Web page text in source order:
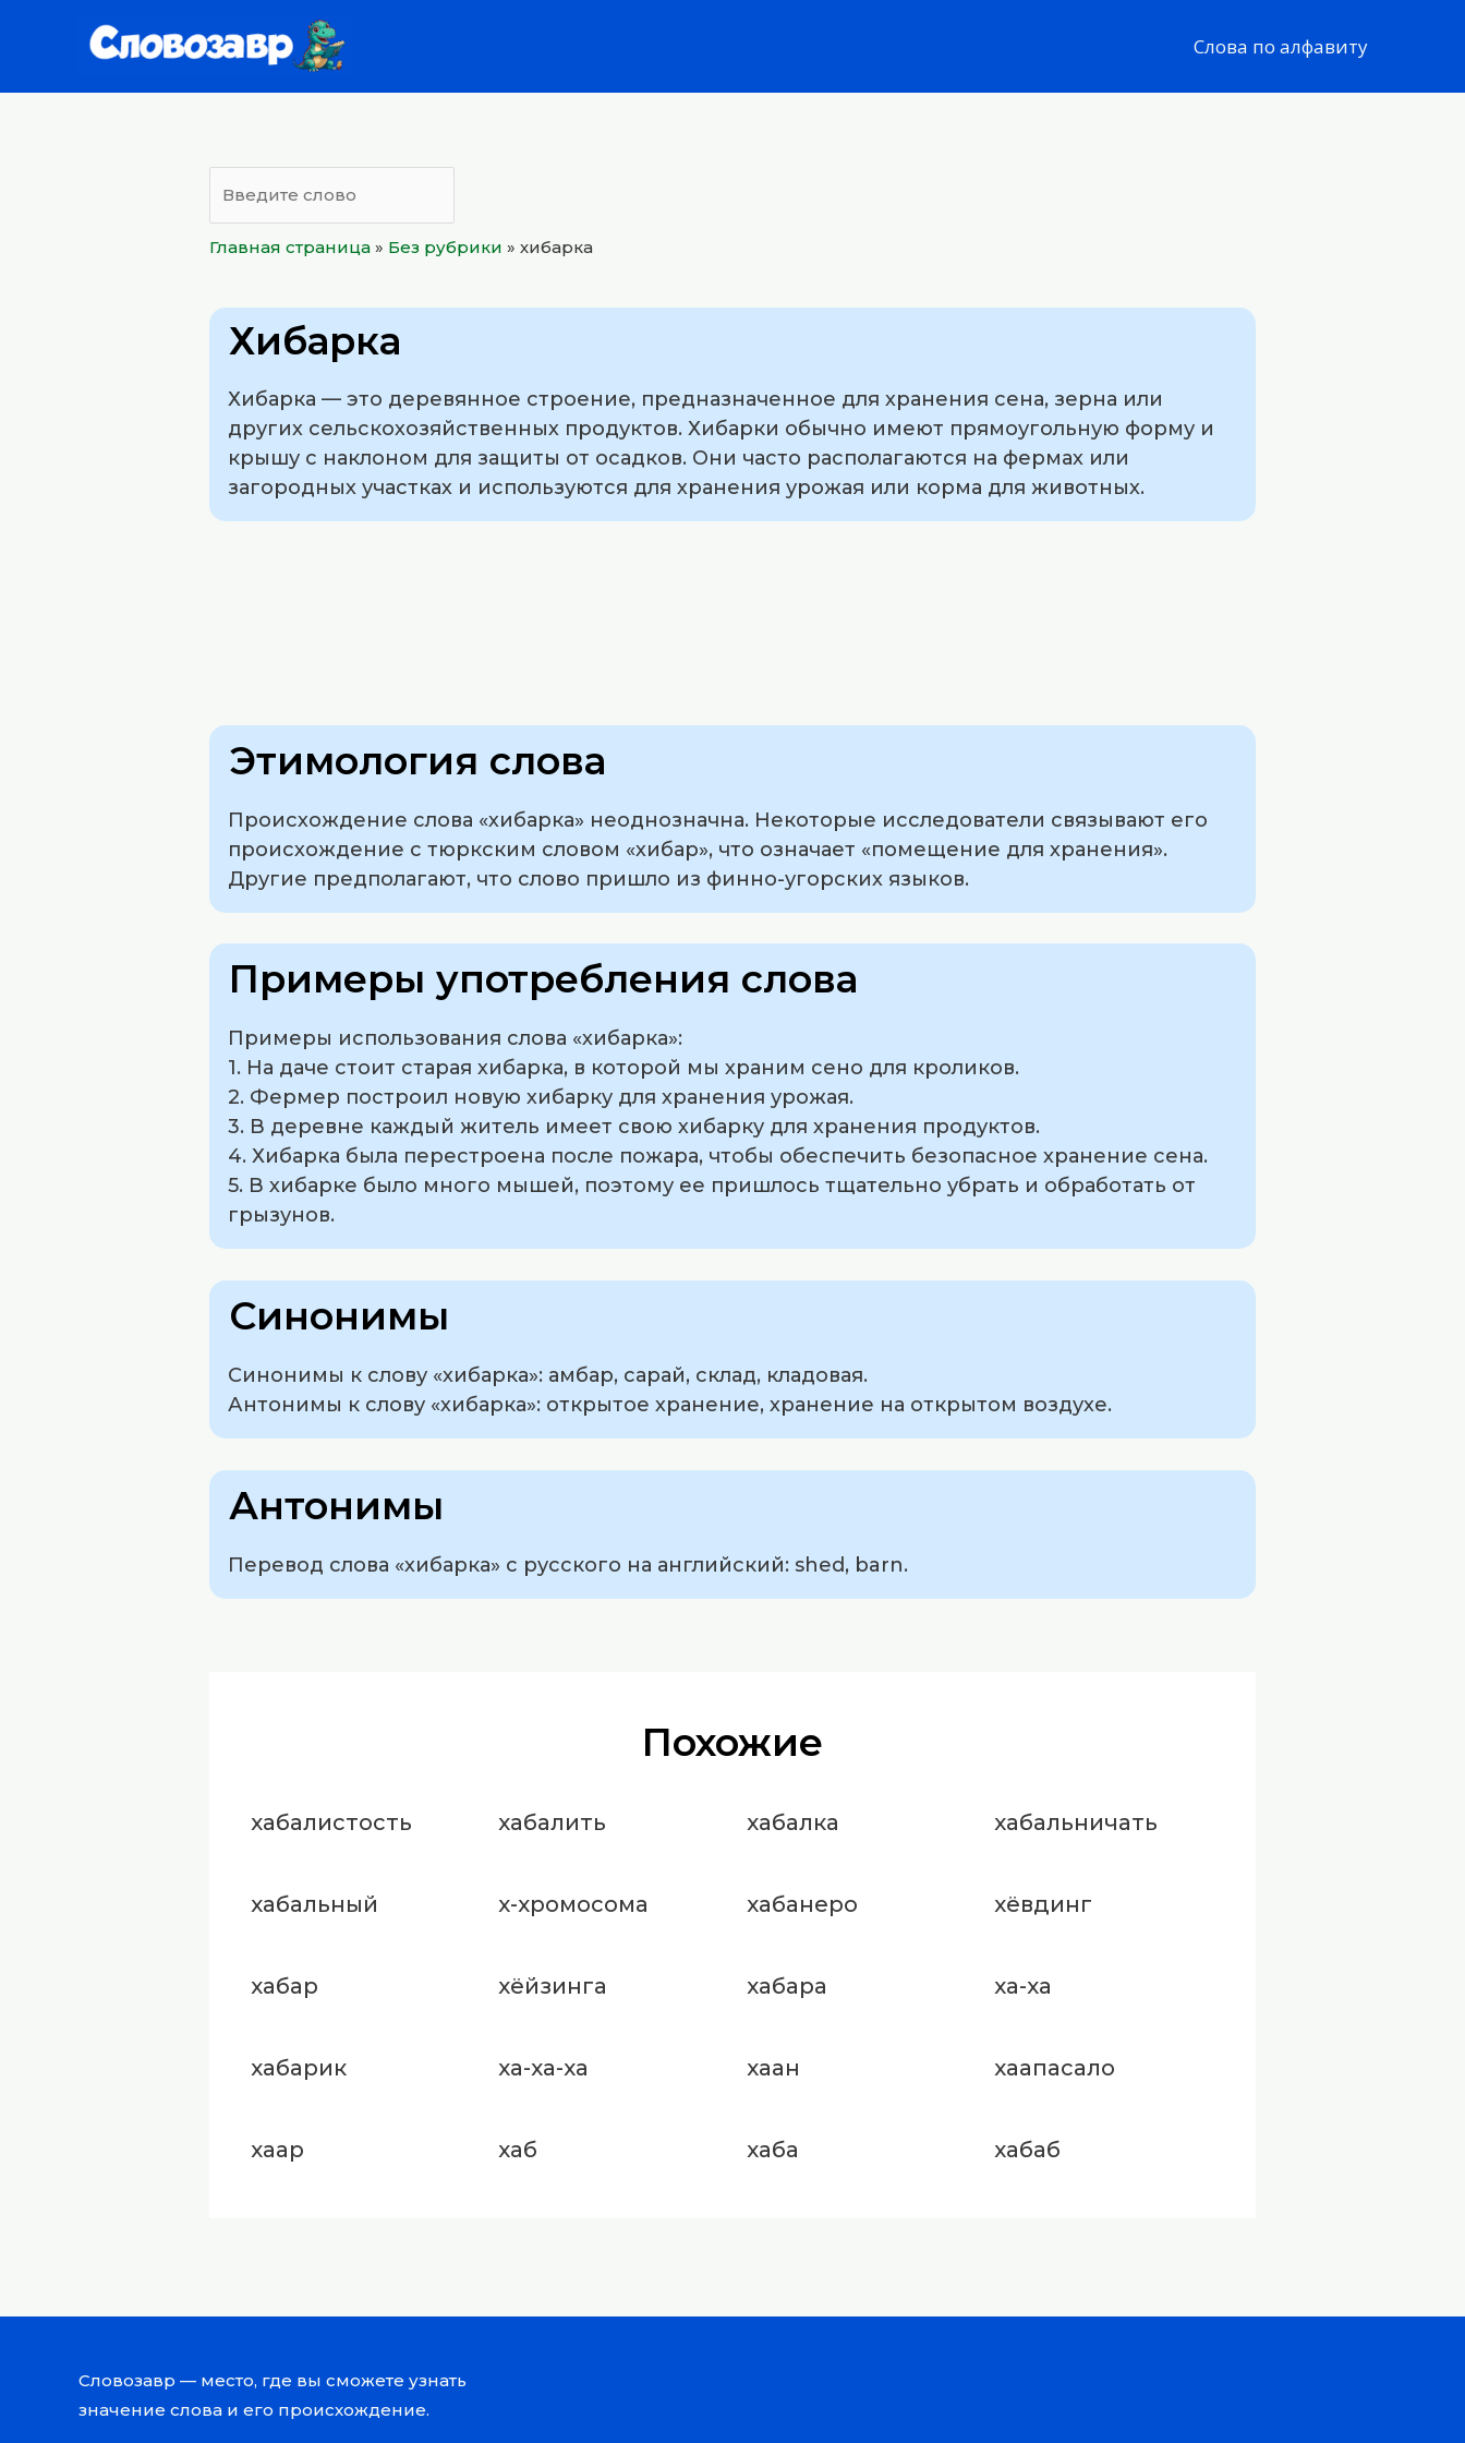
Слова по алфавиту
Главная страница » Без рубрики » хибарка
Хибарка
Хибарка — это деревянное строение, предназначенное для хранения сена, зерна или
других сельскохозяйственных продуктов. Хибарки обычно имеют прямоугольную форму и
крышу с наклоном для защиты от осадков. Они часто располагаются на фермах или
загородных участках и используются для хранения урожая или корма для животных.
Этимология слова
Происхождение слова «хибарка» неоднозначна. Некоторые исследователи связывают его
происхождение с тюркским словом «хибар», что означает «помещение для хранения».
Другие предполагают, что слово пришло из финно-угорских языков.
Примеры употребления слова
Примеры использования слова «хибарка»:
1. На даче стоит старая хибарка, в которой мы храним сено для кроликов.
2. Фермер построил новую хибарку для хранения урожая.
3. В деревне каждый житель имеет свою хибарку для хранения продуктов.
4. Хибарка была перестроена после пожара, чтобы обеспечить безопасное хранение сена.
5. В хибарке было много мышей, поэтому ее пришлось тщательно убрать и обработать от
грызунов.
Синонимы
Синонимы к слову «хибарка»: амбар, сарай, склад, кладовая.
Антонимы к слову «хибарка»: открытое хранение, хранение на открытом воздухе.
Антонимы
Перевод слова «хибарка» с русского на английский: shed, barn.
Похожие
хабалистость хабалить хабалка хабальничать
хабальный х-хромосома хабанеро хёвдинг
хабар хёйзинга хабара ха-ха
хабарик ха-ха-ха хаан хаапасало
хаар хаб хаба хабаб
Словозавр — место, где вы сможете узнать
значение слова и его происхождение.